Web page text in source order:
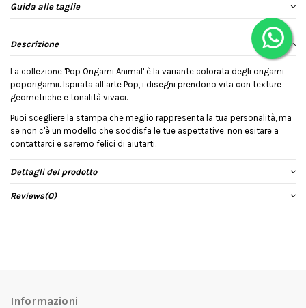
Guida alle taglie
Descrizione
La collezione 'Pop Origami Animal' è la variante colorata degli origami
poporigamii. Ispirata all’arte Pop, i disegni prendono vita con texture
geometriche e tonalità vivaci.
Puoi scegliere la stampa che meglio rappresenta la tua personalità, ma
se non c'è un modello che soddisfa le tue aspettative, non esitare a
contattarci e saremo felici di aiutarti.
Dettagli del prodotto
Reviews(0)
Informazioni